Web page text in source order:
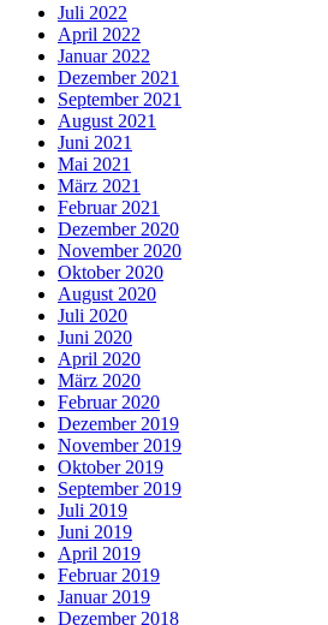
Juli 2022
April 2022
Januar 2022
Dezember 2021
September 2021
August 2021
Juni 2021
Mai 2021
März 2021
Februar 2021
Dezember 2020
November 2020
Oktober 2020
August 2020
Juli 2020
Juni 2020
April 2020
März 2020
Februar 2020
Dezember 2019
November 2019
Oktober 2019
September 2019
Juli 2019
Juni 2019
April 2019
Februar 2019
Januar 2019
Dezember 2018